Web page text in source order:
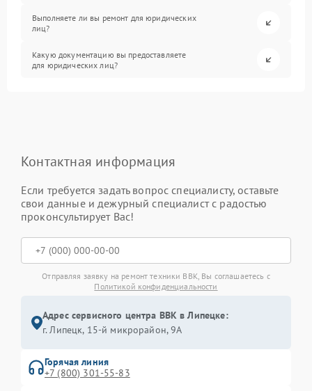
Выполняете ли вы ремонт для юридических
лиц?
Какую документацию вы предоставляете
для юридических лиц?
Контактная информация
Если требуется задать вопрос специалисту, оставьте
свои данные и дежурный специалист с радостью
проконсультирует Вас!
Отправляя заявку на ремонт техники BBK, Вы соглашаетесь с
Политикой конфиденциальности
Адрес сервисного центра BBK в Липецке:
г. Липецк, 15-й микрорайон, 9А
Горячая линия
+7 (800) 301-55-83